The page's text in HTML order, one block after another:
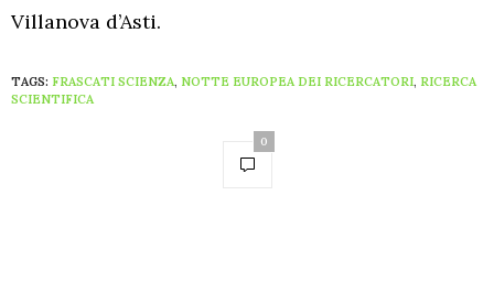
Villanova d’Asti.
TAGS: FRASCATI SCIENZA, NOTTE EUROPEA DEI RICERCATORI, RICERCA
SCIENTIFICA
0